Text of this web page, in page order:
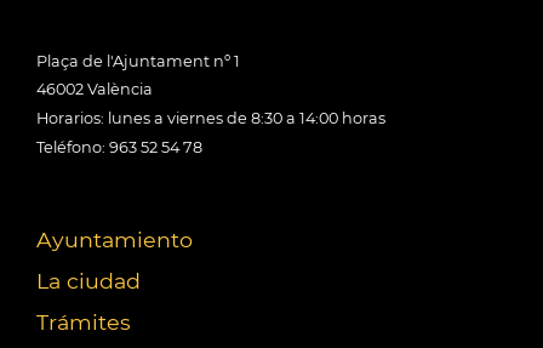
Plaça de l'Ajuntament nº 1
46002 València
Horarios: lunes a viernes de 8:30 a 14:00 horas
Teléfono: 963 52 54 78
Ayuntamiento
La ciudad
Trámites